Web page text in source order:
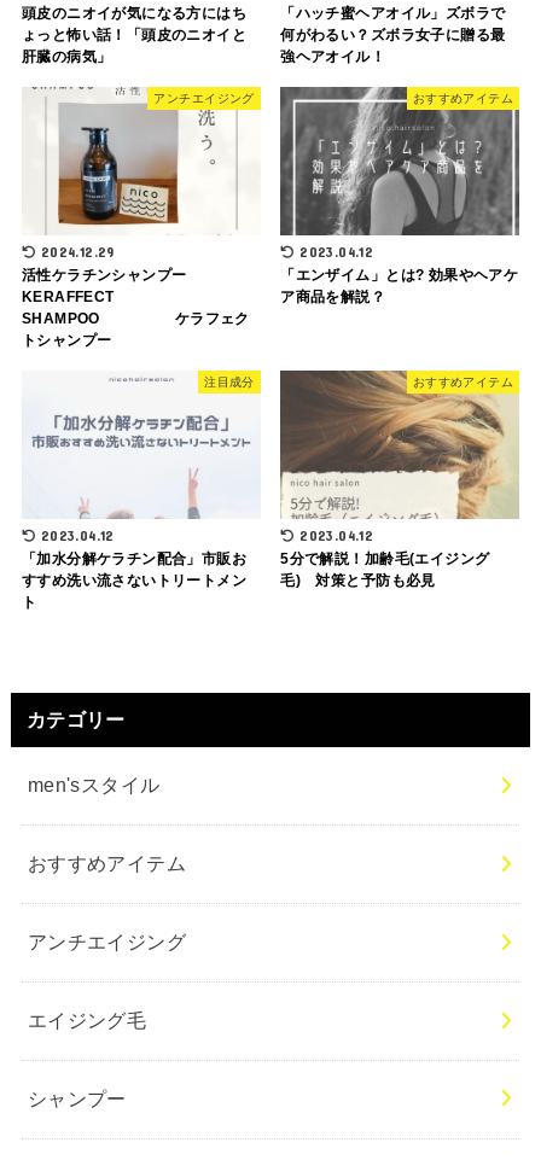
頭皮のニオイが気になる方にはち
ょっと怖い話！「頭皮のニオイと
肝臓の病気」
「ハッチ蜜ヘアオイル」ズボラで
何がわるい？ズボラ女子に贈る最
強ヘアオイル！
アンチエイジング
2024.12.29
活性ケラチンシャンプー
KERAFFECT
SHAMPOO ケラフェク
トシャンプー
おすすめアイテム
2023.04.12
「エンザイム」とは? 効果やヘアケ
ア商品を解説？
注目成分
2023.04.12
「加水分解ケラチン配合」市販お
すすめ洗い流さないトリートメン
ト
おすすめアイテム
2023.04.12
5分で解説！加齢毛(エイジング
毛) 対策と予防も必見
カテゴリー
men'sスタイル
おすすめアイテム
アンチエイジング
エイジング毛
シャンプー